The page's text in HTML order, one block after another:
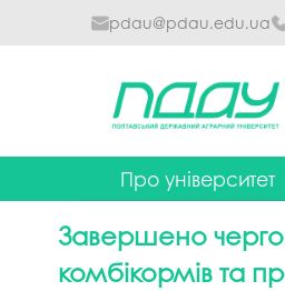
pdau@pdau.edu.ua
Про університет
Почесні
Завершено
комбікормів та